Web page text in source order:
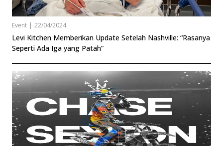
Event | 22/04/2024
Levi Kitchen Memberikan Update Setelah Nashville: “Rasanya
Seperti Ada Iga yang Patah”